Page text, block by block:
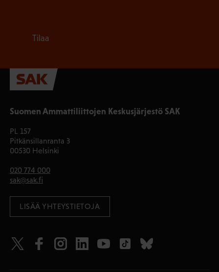
Suomen Ammattiliittojen Keskusjärjestö SAK
PL 157
Pitkänsillanranta 3
00530 Helsinki
020 774 000
sak@sak.fi
LISÄÄ YHTEYSTIETOJA
Tilaa